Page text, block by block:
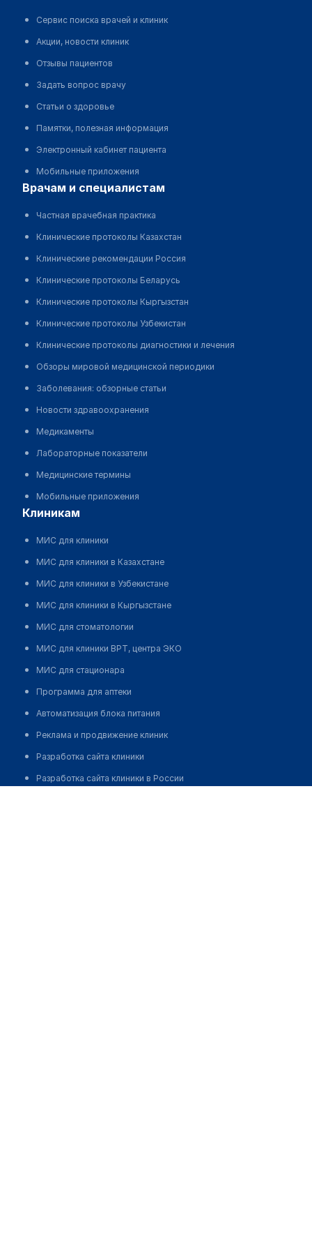
Сервис поиска врачей и клиник
Акции, новости клиник
Отзывы пациентов
Задать вопрос врачу
Статьи о здоровье
Памятки, полезная информация
Электронный кабинет пациента
Мобильные приложения
врачам и специалистам
Частная врачебная практика
Клинические протоколы Казахстан
Клинические рекомендации Россия
Клинические протоколы Беларусь
Клинические протоколы Кыргызстан
Клинические протоколы Узбекистан
Клинические протоколы диагностики и лечения
Обзоры мировой медицинской периодики
Заболевания: обзорные статьи
Новости здравоохранения
Медикаменты
Лабораторные показатели
Медицинские термины
Мобильные приложения
клиникам
МИС для клиники
МИС для клиники в Казахстане
МИС для клиники в Узбекистане
МИС для клиники в Кыргызстане
МИС для стоматологии
МИС для клиники ВРТ, центра ЭКО
МИС для стационара
Программа для аптеки
Автоматизация блока питания
Реклама и продвижение клиник
Разработка сайта клиники
Разработка сайта клиники в России